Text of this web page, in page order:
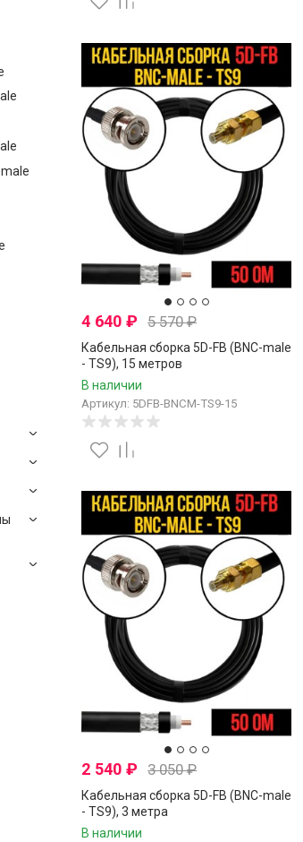
4 640 ₽ 5 570₽
Кабельная сборка 5D-FB (BNC-male
- TS9), 15 метров
В наличии
Артикул: 5DFB-BNCM-TS9-15
2 540 ₽ 3 050₽
Кабельная сборка 5D-FB (BNC-male
- TS9), 3 метра
В наличии